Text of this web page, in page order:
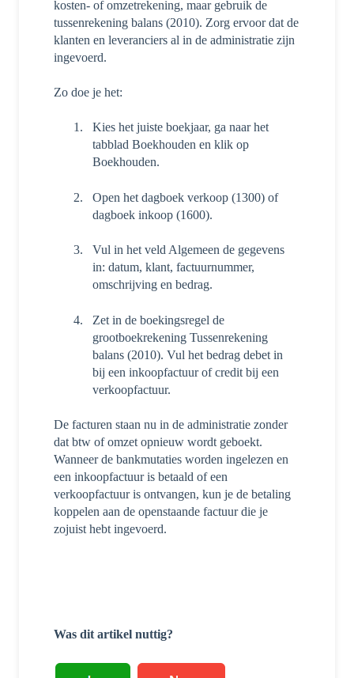
kosten- of omzetrekening, maar gebruik de
tussenrekening balans (2010). Zorg ervoor dat de
klanten en leveranciers al in de administratie zijn
ingevoerd.
Zo doe je het:
Kies het juiste boekjaar, ga naar het
tabblad Boekhouden en klik op
Boekhouden.
Open het dagboek verkoop (1300) of
dagboek inkoop (1600).
Vul in het veld Algemeen de gegevens
in: datum, klant, factuurnummer,
omschrijving en bedrag.
Zet in de boekingsregel de
grootboekrekening Tussenrekening
balans (2010). Vul het bedrag debet in
bij een inkoopfactuur of credit bij een
verkoopfactuur.
De facturen staan nu in de administratie zonder
dat btw of omzet opnieuw wordt geboekt.
Wanneer de bankmutaties worden ingelezen en
een inkoopfactuur is betaald of een
verkoopfactuur is ontvangen, kun je de betaling
koppelen aan de openstaande factuur die je
zojuist hebt ingevoerd.
Was dit artikel nuttig?